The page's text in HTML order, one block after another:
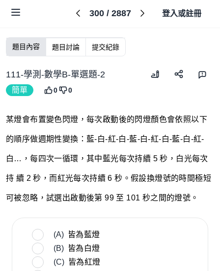
300/ 2887 登入或註冊
題目內容 題目討論 提交紀錄
111-學測-數學B-單選題-2
簡單 0 0
某燈會布置變色閃燈，每次啟動後的閃燈顏色會依照以下
的順序做週期性變換：藍-白-紅-白-藍-白-紅-白-藍-白-紅-
白…，每四次一循環，其中藍光每次持續 5 秒，白光每次
持 續 2 秒，而紅光每次持續 6 秒。假設換燈號的時間極短
可被忽略，試選出啟動後第 99 至 101 秒之間的燈號。
(A)
皆為藍燈
(B)
皆為白燈
(C)
皆為紅燈